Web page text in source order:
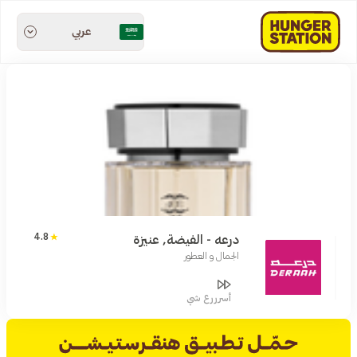
عربي
درعه - الفيضة, عنيزة
الجمال و العطور
4.8
أسرررع شي